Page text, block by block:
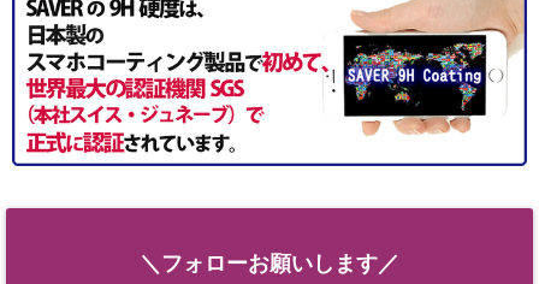
＼フォローお願いします／